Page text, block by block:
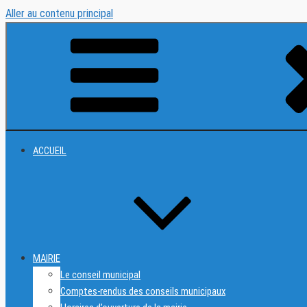
Aller au contenu principal
ACCUEIL
MAIRIE
Le conseil municipal
Comptes-rendus des conseils municipaux